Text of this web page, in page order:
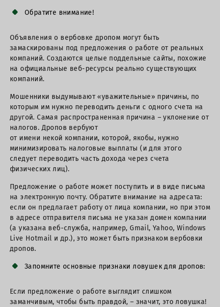
Обратите внимание!
Объявления о вербовке дропом могут быть
замаскированы под предложения о работе от реальных
компаний. Создаются целые поддельные сайты, похожие
на официальные веб-ресурсы реально существующих
компаний.
Мошенники выдумывают «уважительные» причины, по
которым им нужно переводить деньги с одного счета на
другой. Самая распространенная причина – уклонение от
налогов. Дропов вербуют
от имени некой компании, которой, якобы, нужно
минимизировать налоговые выплаты (и для этого
следует переводить часть дохода через счета
физических лиц).
Предложение о работе может поступить и в виде письма
на электронную почту. Обратите внимание на адресата:
если он предлагает работу от лица компании, но при этом
в адресе отправителя письма не указан домен компании
(а указана веб-служба, например, Gmail, Yahoo, Windows
Live Hotmail и др.), это может быть признаком вербовки
дропов.
Запомните основные признаки ловушек для дропов:
Если предложение о работе выглядит слишком
заманчивым, чтобы быть правдой, – значит, это ловушка!